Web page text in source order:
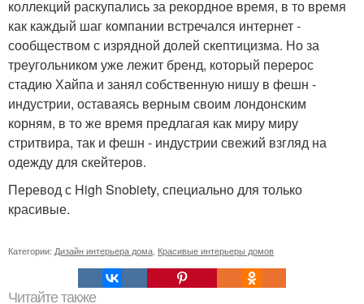
коллекций раскупались за рекордное время, в то время
как каждый шаг компании встречался интернет -
сообществом с изрядной долей скептицизма. Но за
треугольником уже лежит бренд, который перерос
стадию Хайпа и занял собственную нишу в фешн -
индустрии, оставаясь верным своим лондонским
корням, в то же время предлагая как миру миру
стритвира, так и фешн - индустрии свежий взгляд на
одежду для скейтеров.
Перевод с High Snobiety, специально для только
красивые.
Категории: Дизайн интерьера дома, Красивые интерьеры домов
Читайте также